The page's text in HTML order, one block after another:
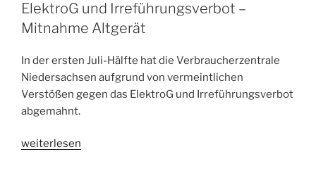
Baden-
Württemberg
wegen
gesundheitsbezogenen
Aussagen
und
in
ElektroG und Irreführungsverbot –
Mitnahme Altgerät
In der ersten Juli-Hälfte hat die Verbraucherzentrale
Niedersachsen aufgrund von vermeintlichen
Verstößen gegen das ElektroG und Irreführungsverbot
abgemahnt.
„Abmahnung
weiterlesen